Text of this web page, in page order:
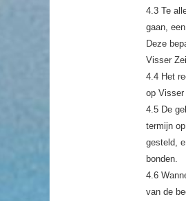
4.3 Te
gaan,
Deze
Visser
4.4 Het
op Visser
4.5 De
termijn
gesteld,
bonden.
4.6
van de